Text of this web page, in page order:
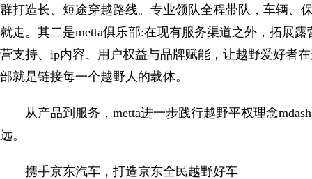
群打造长、短途穿越路线。专业领队全程带队，车辆、
就走。其二是metta俱乐部:在现有服务渠道之外，拓展
营支持、ip内容、用户权益与品牌赋能，让越野爱好者
部就是链接每一个越野人的载体。
从产品到服务，metta进一步践行越野平权理念
远。
携手京东汽车，打造京东全民越野好车